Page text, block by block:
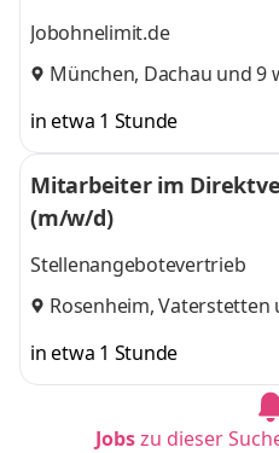
Jobohnelimit.de
München, Dachau und 9
in etwa 1 Stunde
Mitarbeiter im
(m/w/d)
Stellenangebotevertrieb
Rosenheim,Vaterstetten
in etwa 1 Stunde
Jobszu dieser